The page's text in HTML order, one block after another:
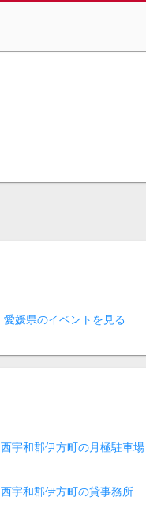
愛媛県のイベントを見る
西宇和郡伊方町の月極駐車場
西宇和郡伊方町の貸事務所